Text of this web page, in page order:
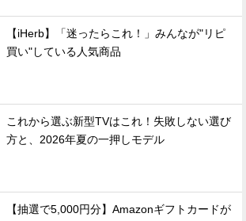
【iHerb】「迷ったらこれ！」みんなが"リピ
買い"している人気商品
これから選ぶ新型TVはこれ！失敗しない選び
方と、2026年夏の一押しモデル
【抽選で5,000円分】Amazonギフトカードが